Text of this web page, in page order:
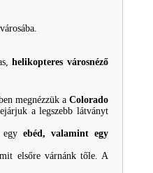
helikopteres városnéző
megnézzük aColorado
a legszebb látványt
egyebéd, valamint egy
elsőre várnánk tőle. A